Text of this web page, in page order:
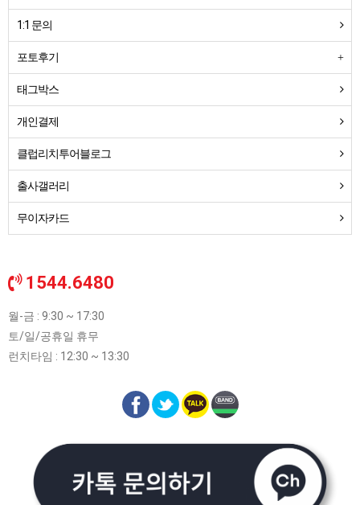
1:1 문의
포토후기
태그박스
개인결제
클럽리치투어블로그
출사갤러리
무이자카드
1544.6480
월-금 : 9:30 ~ 17:30
토/일/공휴일 휴무
런치타임 : 12:30 ~ 13:30